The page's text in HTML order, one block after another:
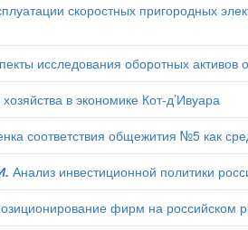
скоростных пригородных
исследования оборотных активов
в экономике Кот-д’Ивуара
соответствия общежития №5 как
Анализ инвестиционной политики
фирм на российском